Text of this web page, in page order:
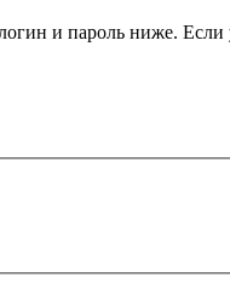
и пароль ниже.